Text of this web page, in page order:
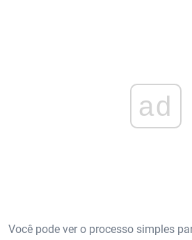
ad
Você pode ver o processo simples